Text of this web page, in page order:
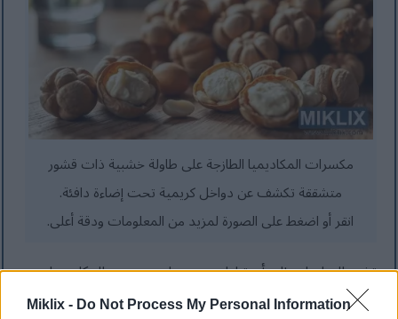
Miklix - Do Not Process My Personal Information
مكسرات المكاديميا الطازجة على طاولة خشبية ذات قشور
متشققة تكشف عن دواخل كريمية تحت إضاءة دافئة.
انقر أو اضغط على الصورة لمزيد من المعلومات ودقة أعلى.
تشير الدراسات إلى أن تناول بضع حبات من جوز المكاديميا
يومياً قد يساعد في التحكم بالوزن. لا يدرك الكثيرون كمية